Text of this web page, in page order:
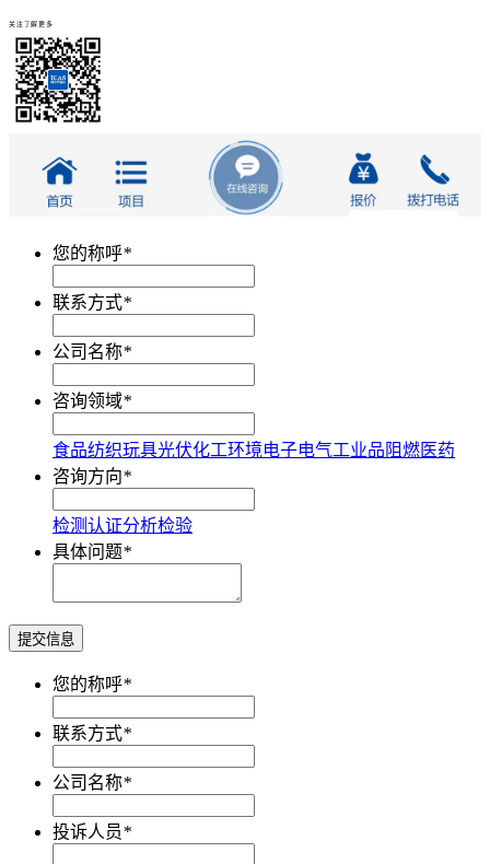
关注了解更多
您的称呼*
联系方式*
公司名称*
咨询领域*
食品纺织玩具光伏化工环境电子电气工业品 阻燃医药
咨询方向*
检测认证分析检验
具体问题*
提交信息
您的称呼*
联系方式*
公司名称*
投诉人员*